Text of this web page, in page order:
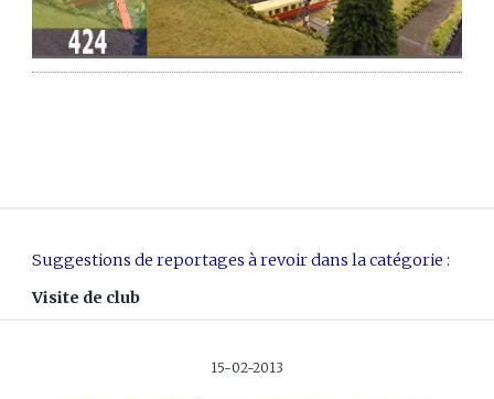
Suggestions de reportages à revoir dans la catégorie :
Visite de club
15-02-2013